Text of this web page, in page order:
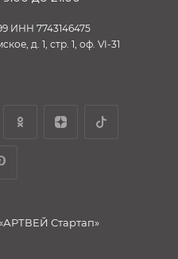
ИНН 7743146475
д. 1, стр. 1, оф. VI-31
Стартап»